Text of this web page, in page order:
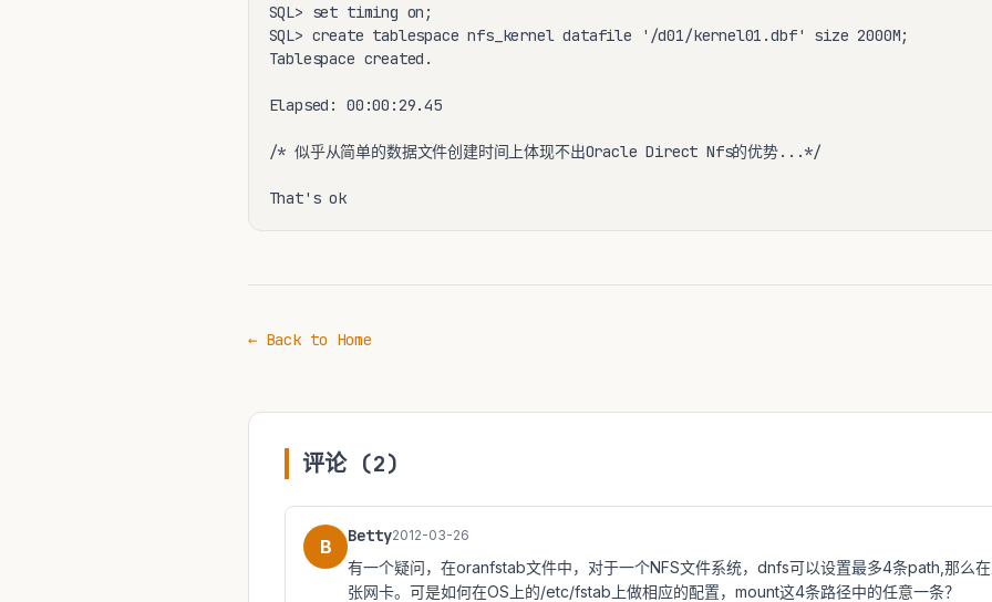
SQL> set timing on;
SQL> create tablespace nfs_kernel datafile '/d01/kernel01.dbf' size 2000M;
Tablespace created.
Elapsed: 00:00:29.45
/* 似乎从简单的数据文件创建时间上体现不出Oracle Direct Nfs的优势...*/
← Back to Home
评论 (2)
B Betty2012-03-26
有一个疑问，在oranfstab文件中，对于一个NFS文件系统，dnfs可以设置最多4条path,那么
张网卡。可是如何在OS上的/etc/fstab上做相应的配置，mount这4条路径中的任意一条？